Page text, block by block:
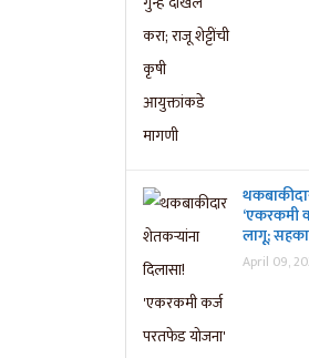
‘एकरकमी
लागू;
April 09,